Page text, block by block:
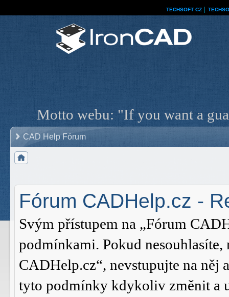
TECHSOFT CZ
Motto webu: "If you want a
CAD Help Fórum
Fórum CADHelp.cz -
Svým přístupem na „Fórum
podmínkami. Pokud
CADHelp.cz“, nevstupujte na něj
tyto podmínky kdykoliv změnit a